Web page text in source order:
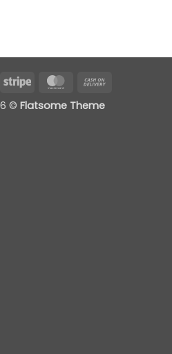
Stripe MasterCard
© Flatsome Theme